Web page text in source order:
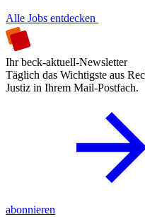
Alle Jobs entdecken
Ihr beck-aktuell-Newsletter
Täglich das Wichtigste aus
Justiz in Ihrem Mail-Postfach.
abonnieren